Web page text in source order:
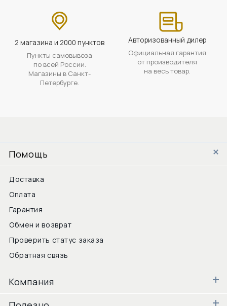
2 магазина и 2000 пунктов
Пункты самовывоза
по всей России.
Магазины в Санкт-
Петербурге.
Авторизованный дилер
Официальная гарантия
от производителя
на весь товар.
Помощь
Доставка
Оплата
Гарантия
Обмен и возврат
Проверить статус заказа
Обратная связь
Компания